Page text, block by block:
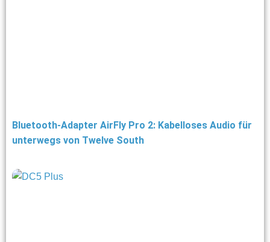
Bluetooth-Adapter AirFly Pro 2: Kabelloses Audio für
unterwegs von Twelve South